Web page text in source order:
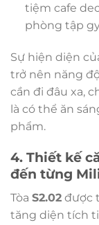
tiệm cafe
phòng tập
Sự hiện diện
trở nên năng
cần đi đâu xa,
là có thể ăn
phẩm.
4. Thiết kế
đến từng
Tòa S2.02 được
tăng diện tích